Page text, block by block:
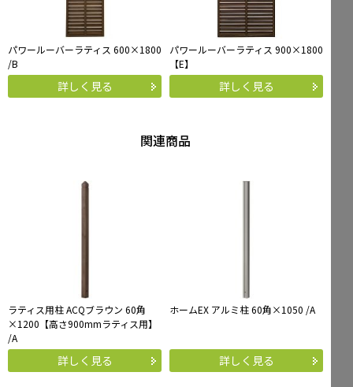
パワールーバーラティス 600×1800
/B
詳しく見る
パワールーバーラティス 900×1800
【E】
詳しく見る
関連商品
ラティス用柱 ACQブラウン 60角
×1200【高さ900mmラティス用】
/A
詳しく見る
ホームEX アルミ柱 60角×1050 /A
詳しく見る